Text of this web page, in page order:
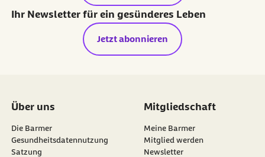
Ihr Newsletter für ein gesünderes Leben
Jetzt abonnieren
Über uns
Die Barmer
Gesundheitsdatennutzung
Satzung
Mitgliedschaft
Meine Barmer
Mitglied werden
Newsletter